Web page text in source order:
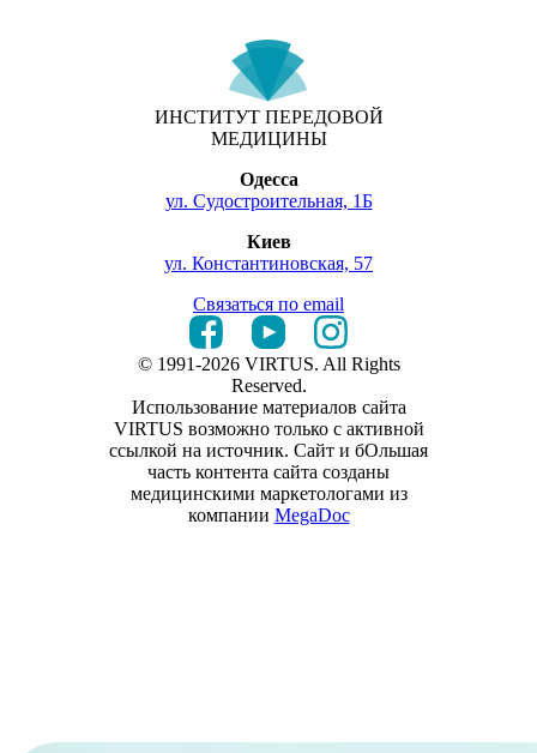
ИНСТИТУТ ПЕРЕДОВОЙ
МЕДИЦИНЫ
Одесса
ул. Судостроительная, 1Б
Киев
ул. Константиновская, 57
Связаться по email
© 1991-2026 VIRTUS. All Rights
Reserved.
Использование материалов сайта
VIRTUS возможно только с активной
ссылкой на источник. Сайт и бОльшая
часть контента сайта созданы
медицинскими маркетологами из
компании MegaDoc